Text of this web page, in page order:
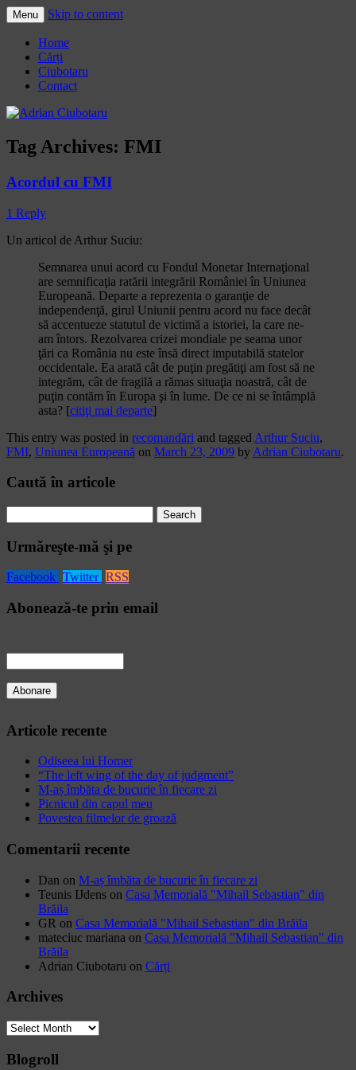
Adrian Ciubotaru
Menu Skip to content
Home
Cărți
Ciubotaru
Contact
Tag Archives: FMI
Acordul cu FMI
1 Reply
Un articol de Arthur Suciu:
Semnarea unui acord cu Fondul Monetar Internaţional
are semnificaţia ratării integrării României în Uniunea
Europeană. Departe a reprezenta o garanţie de
independenţă, girul Uniunii pentru acord nu face decât
să accentueze statutul de victimă a istoriei, la care ne-
am întors. Rezolvarea crizei mondiale pe seama unor
ţări ca România nu este însă direct imputabilă statelor
occidentale. Ea arată cât de puţin pregătiţi am fost să ne
integrăm, cât de fragilă a rămas situaţia noastră, cât de
puţin contăm în Europa şi în lume. De ce ni se întâmplă
asta? [citiţi mai departe]
This entry was posted in recomandări and tagged Arthur Suciu,
FMI, Uniunea Europeană on March 23, 2009 by Adrian Ciubotaru.
Caută în articole
for:
Urmăreşte-mă şi pe
Facebook Twitter RSS
Abonează-te prin email
Articole recente
Odiseea lui Homer
“The left wing of the day of judgment”
M-aș îmbăta de bucurie în fiecare zi
Picnicul din capul meu
Povestea filmelor de groază
Comentarii recente
Dan on M-aș îmbăta de bucurie în fiecare zi
Teunis IJdens on Casa Memorială "Mihail Sebastian" din
Brăila
GR on Casa Memorială "Mihail Sebastian" din Brăila
mateciuc mariana on Casa Memorială "Mihail Sebastian" din
Brăila
Adrian Ciubotaru on Cărți
Archives
Archives
Blogroll